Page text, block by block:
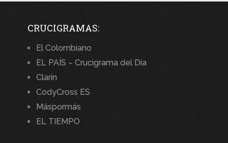
CRUCIGRAMAS:
El Colombiano
EL PAÍS – Crucigrama del Día
Clarín
CodyCross ES
Máspormás
EL TIEMPO